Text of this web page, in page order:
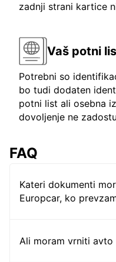
zadnji strani kartice
Vaš potni
Potrebni so
bo tudi dodaten
potni list ali osebna
dovoljenje ne
FAQ
Kateri dokumenti
Europcar, ko
Ali moram vrniti